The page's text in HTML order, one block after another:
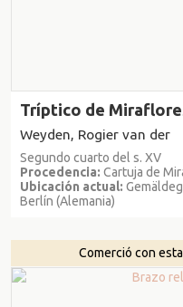
Tríptico de
Weyden, Rogier van der
Segundo cuarto del s. XV
Procedencia: Cartuja de
Ubicación actual:
Berlín (Alemania)
Comerció con